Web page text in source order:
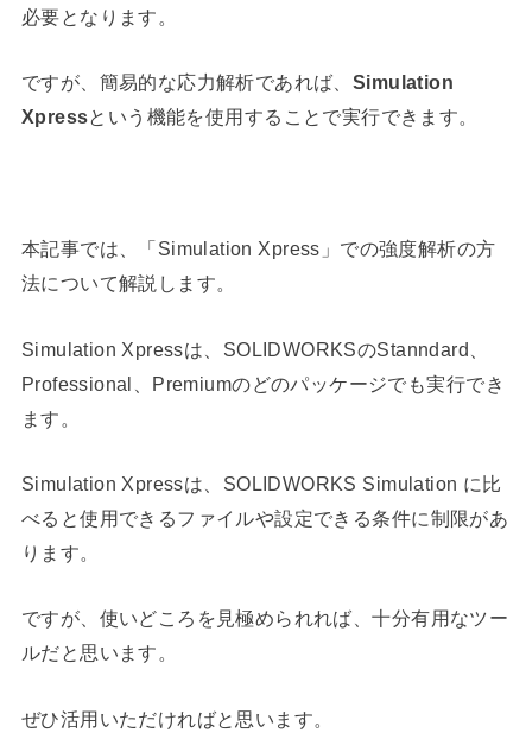
必要となります。
ですが、簡易的な応力解析であれば、 Simulation
Xpressという機能を使用することで実行できます。
本記事では、「Simulation Xpress」での強度解析の方
法について解説します。
Simulation Xpressは、SOLIDWORKSのStanndard、
Professional、Premiumのどのパッケージでも実行でき
ます。
Simulation Xpressは、SOLIDWORKS Simulation に比
べると使用できるファイルや設定できる条件に制限があ
ります。
ですが、使いどころを見極められれば、十分有用なツー
ルだと思います。
ぜひ活用いただければと思います。